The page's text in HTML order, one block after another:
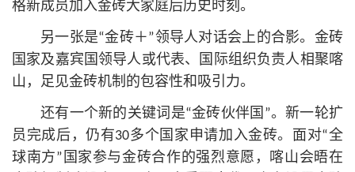
格新成员加入金砖大家庭后历史时刻。
另一张是“金砖＋”领导人对话会上的合影。金砖
国家及嘉宾国领导人或代表、国际组织负责人相聚喀
山，足见金砖机制的包容性和吸引力。
还有一个新的关键词是“金砖伙伴国”。新一轮扩
员完成后，仍有30多个国家申请加入金砖。面对“全
球南方”国家参与金砖合作的强烈意愿，喀山会晤在